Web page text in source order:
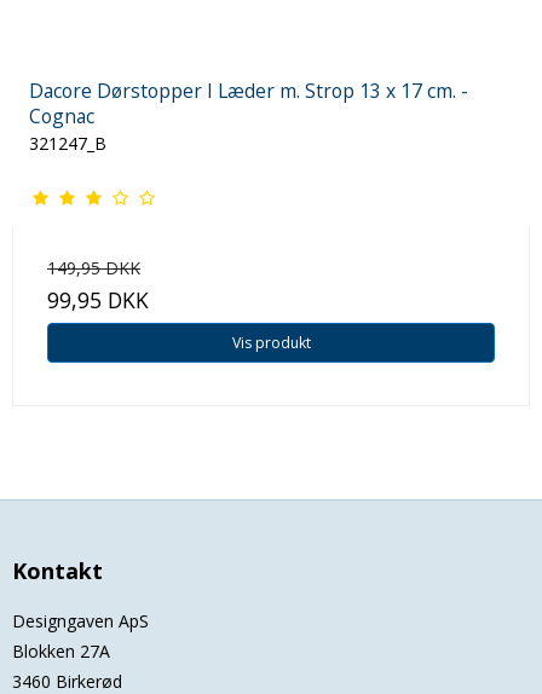
Dacore Dørstopper I Læder m. Strop 13 x 17 cm. -
Cognac
321247_B
149,95 DKK
99,95 DKK
Vis produkt
Kontakt
Designgaven ApS
Blokken 27A
3460 Birkerød